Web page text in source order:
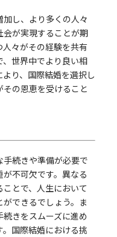
し、より多くの人々
が実現することが期
々がその経験を共有
世界中でより良い相
り、国際結婚を選択し
の恩恵を受けること
続きや準備が必要で
不可欠です。異なる
とで、人生において
できるでしょう。ま
きをスムーズに進め
国際結婚における挑